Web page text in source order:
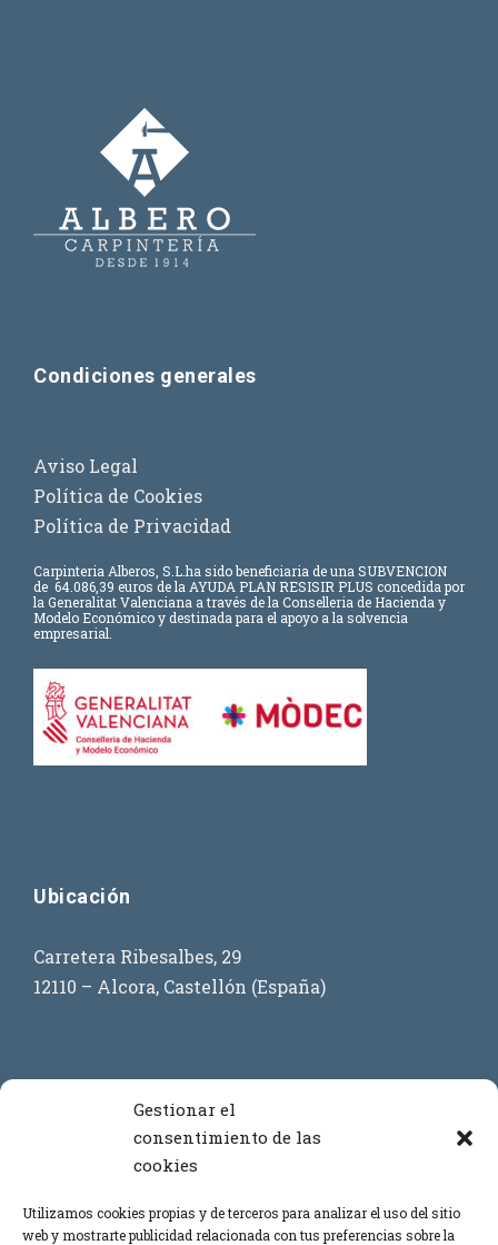
Gestionar el
consentimiento de las
cookies
Utilizamos cookies propias y de terceros para analizar el uso del sitio
web y mostrarte publicidad relacionada con tus preferencias sobre la
Condiciones generales
Aviso Legal
Política de Cookies
Política de Privacidad
Carpinteria Alberos, S.L.ha sido beneficiaria de una SUBVENCION
de 64.086,39 euros de la AYUDA PLAN RESISIR PLUS concedida por
la Generalitat Valenciana a través de la Conselleria de Hacienda y
Modelo Económico y destinada para el apoyo a la solvencia
empresarial.
Ubicación
Carretera Ribesalbes, 29
12110 – Alcora, Castellón (España)
+34 699 908 873